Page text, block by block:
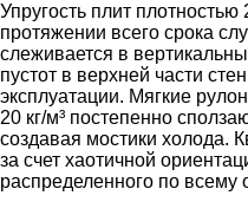
Упругость плит плотностью
протяжении всего срока
слеживается в
пустот в верхней части
эксплуатации. Мягкие
20 кг/м³ постепенно
создавая мостики холода.
за счет хаотичной
распределенного по всему